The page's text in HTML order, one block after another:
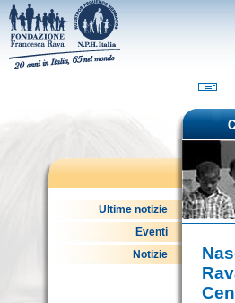
Ultime notizie
Eventi
Notizie